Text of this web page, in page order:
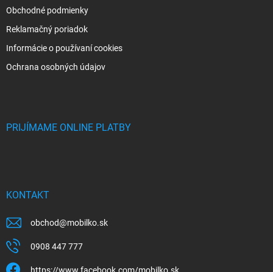
Obchodné podmienky
Reklamačný poriadok
Informácie o používaní cookies
Ochrana osobných údajov
PRIJÍMAME ONLINE PLATBY
KONTAKT
obchod@mobilko.sk
0908 447 777
https://www.facebook.com/mobilko.sk